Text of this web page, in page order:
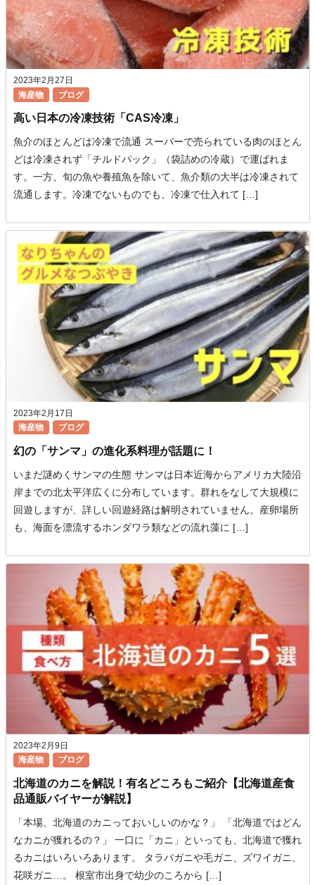
2023年2月27日
海産物
ブログ
高い日本の冷凍技術「CAS冷凍」
魚介のほとんどは冷凍で流通 スーパーで売られている肉のほとん
どは冷凍されず「チルドパック」（袋詰めの冷蔵）で運ばれま
す。一方、旬の魚や養殖魚を除いて、魚介類の大半は冷凍されて
流通します。冷凍でないものでも、冷凍で仕入れて […]
2023年2月17日
海産物
ブログ
幻の「サンマ」の進化系料理が話題に！
いまだ謎めくサンマの生態 サンマは日本近海からアメリカ大陸沿
岸までの北太平洋広くに分布しています。群れをなして大規模に
回遊しますが、詳しい回遊経路は解明されていません。産卵場所
も、海面を漂流するホンダワラ類などの流れ藻に […]
2023年2月9日
海産物
ブログ
北海道のカニを解説！有名どころもご紹介【北海道産食
品通販バイヤーが解説】
「本場、北海道のカニっておいしいのかな？」 「北海道ではどん
なカニが獲れるの？」 一口に「カニ」といっても、北海道で獲れ
るカニはいろいろあります。 タラバガニや毛ガニ、ズワイガニ、
花咲ガニ…。 根室市出身で幼少のころから […]